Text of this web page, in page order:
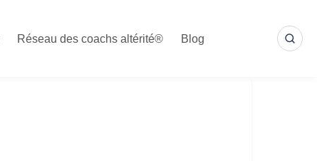
Réseau des coachs altérité® Blog